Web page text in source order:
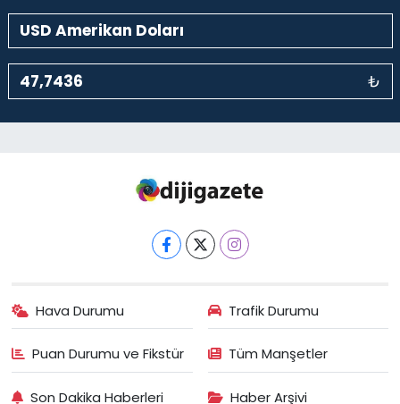
₺
Hava Durumu Trafik Durumu
Puan Durumu ve Fikstür Tüm Manşetler
Son Dakika Haberleri Haber Arşivi